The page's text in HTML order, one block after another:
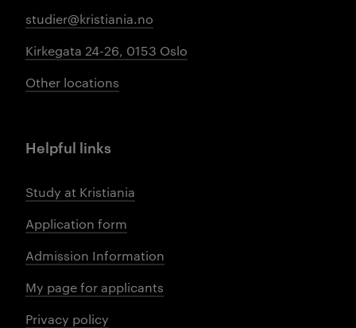
studier@kristiania.no
Kirkegata 24-26, 0153 Oslo
Other locations
Helpful links
Study at Kristiania
Application form
Admission Information
My page for applicants
Privacy policy